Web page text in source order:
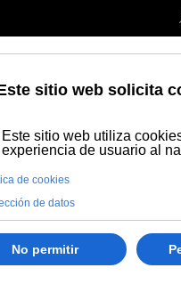
Anuncio relativo a la
de Andalucía,
de